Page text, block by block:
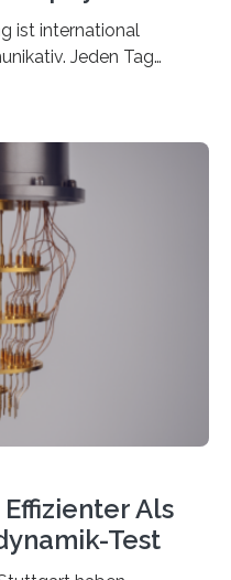
ist international
Jeden Tag
Neue
Dies ist der Alltag in
die dieses Jahr 100
die UNESCO 2025 zum
und -
nun hat eine
um den
Als
Test